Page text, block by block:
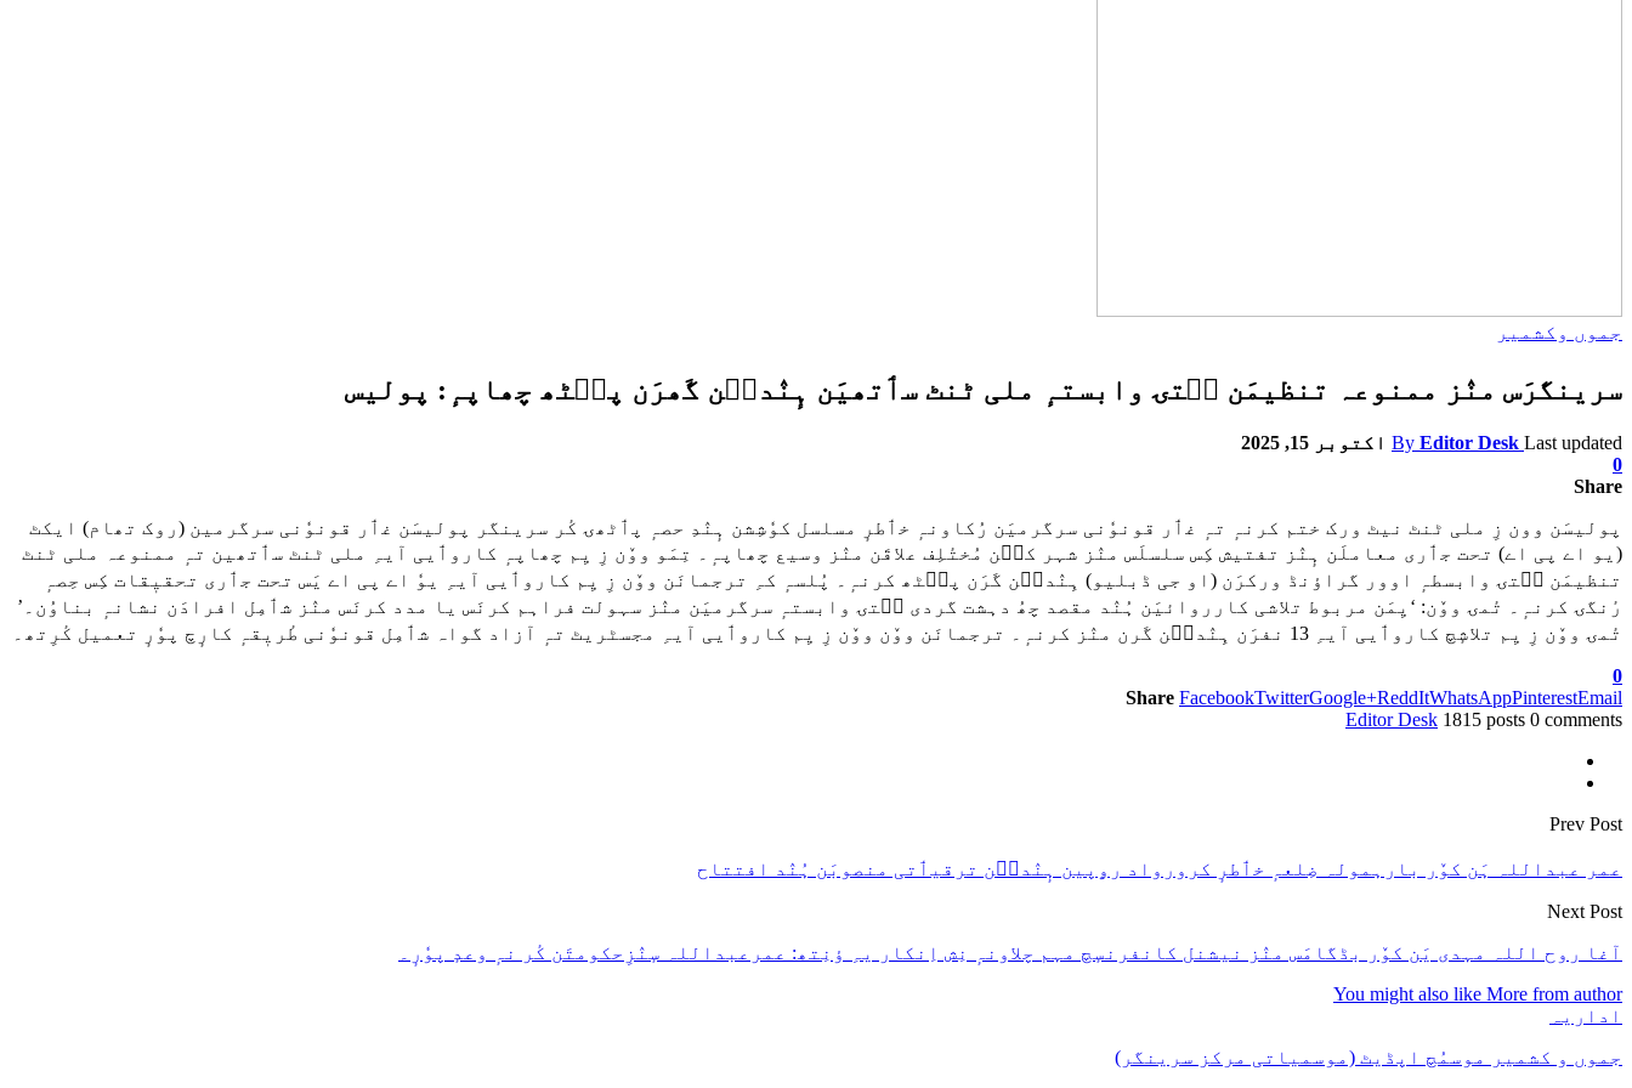
جموں وکشمیر
سرینگرَس منٛز ممنوعہ تنظیمَن سۭتۍ وابستہٕ ملی ٹنٹ سٲتھیَن ہٕنٛدٮ۪ن گَھرَن پٮ۪ٹھ چھاپہٕ: پولیس
By Editor Desk Last updated
اکتوبر 15, 2025
0
Share
پولیسَن وون زِ ملی ٹنٹ نیٹ ورک ختم کرنہٕ تہٕ غٲر قونوٗنی سرگرمیَن رُکاونہٕ خٲطرٕ مسلسل کوٗشِشن ہٕنٛدِ حصہٕ پٲٹھۍ کٔر سرینگر پولیسَن غٲر قونوٗنی سرگرمین (روک تھام) ایکٹ
(یو اے پی اے) تحت جٲری معاملَن ہٕنٛز تفتیش کِس سلسلَس منٛز شہر کٮ۪ن مُختٔلِف علاقَن منٛز وسیع چھاپہٕ۔ تِمَو ووٚن زِ یِم چھاپہٕ کاروٲیی آیہِ ملی ٹنٹ سٲتھین تہٕ ممنوعہ ملی ٹنٹ
تنظیمَن سۭتۍ وابسطہٕ اوور گراؤنڈ ورکرَن (او جی ڈبلیو) ہِنٛدٮ۪ن گَرَن پٮ۪ٹھ کرنہٕ۔ پُلسہٕ کہِ ترجمانَن ووٚن زِ یِم کاروٲیی آیہِ یوٗ اے پی اے یَس تحت جٲری تحقیٖقات کِس حِصہٕ
رٔنگۍ کرنہٕ۔ تٔمۍ ووٚن: ‘یِمَن مربوط تلاشی کارروائیَن ہُنٛد مقصد چھُ دہشت گردی سۭتۍ وابستہٕ سرگرمیَن منٛز سہولت فراہم کرنَس یا مدد کرنَس منٛز شٲمِل افرادَن نشانہٕ بناوُن۔’
تٔمۍ ووٚن زِ یِم تلاشٕچ کاروٲیی آیہِ 13 نفرَن ہِنٛدٮ۪ن گَرن منٛز کرنہٕ۔ ترجمانَن ووٚن ووٚن زِ یِم کاروٲیی آیہِ مجسٹریٹ تہٕ آزاد گواہ شٲمِل قونوٗنی طٔریٖقہٕ کارٕچ پوٗرٕ تعمیل کٔرِتھ۔
0
Share FacebookTwitterGoogle+ReddItWhatsAppPinterestEmail
Editor Desk 1815 posts 0 comments
Prev Post
عمر عبداللہ ہَن کوٚر بارہمولہ ضِلعہٕ خٲطرٕ کرورواد رۄپین ہٕنٛدٮ۪ن ترقیٲتی منصوبَن ہُنٛد افتتاح
Next Post
آغا روح اللہ مہدی یَن کوٚر بڈگامَس منٛز نیشنل کانفرنسٕچ مہم چلاونہٕ نِش اِنکار یہِ ؤنِتھ: عمرعبداللہ سٕنٛزِحکومتَن کٔر نہٕ وعدٕ پوٗرٕ۔
You might also like More from author
اداریہ
جموں و کشمیر موسمُچ اپڈیٹ (موسمیاتی مرکز سرینگر)